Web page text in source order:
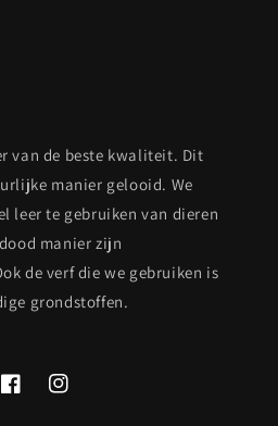
van de beste kwaliteit. Dit
manier gelooid. We
leer te gebruiken van dieren
manier zijn
de verf die we gebruiken is
grondstoffen.
FacebookInstagram